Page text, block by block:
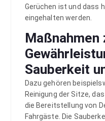
Gerüchen ist und dass
eingehalten werden.
Maßnahmen
Sauberkeit
Dazu gehören
Reinigung der Sitze,
die Bereitstellung von
Fahrgäste. Die